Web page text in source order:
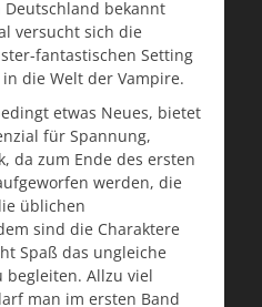
Deutschland bekannt
versucht sich die
fantastischen Setting
die Welt der Vampire.
etwas Neues, bietet
für Spannung,
da zum Ende des ersten
werden, die
üblichen
sind die Charaktere
Spaß das ungleiche
begleiten. Allzu viel
man im ersten Band